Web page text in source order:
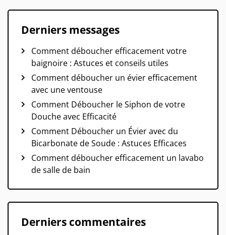
Derniers messages
Comment déboucher efficacement votre
baignoire : Astuces et conseils utiles
Comment déboucher un évier efficacement
avec une ventouse
Comment Déboucher le Siphon de votre
Douche avec Efficacité
Comment Déboucher un Évier avec du
Bicarbonate de Soude : Astuces Efficaces
Comment déboucher efficacement un lavabo
de salle de bain
Derniers commentaires